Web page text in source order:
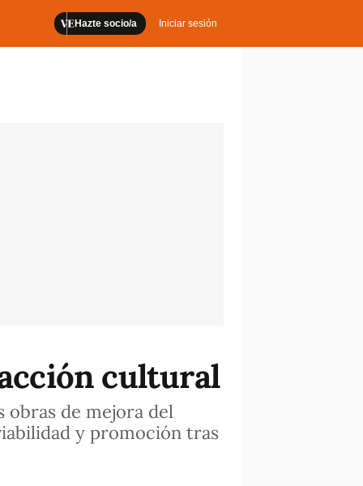
Hazte socio/a Iniciar sesión
cultural
obras de mejora del
y promoción tras